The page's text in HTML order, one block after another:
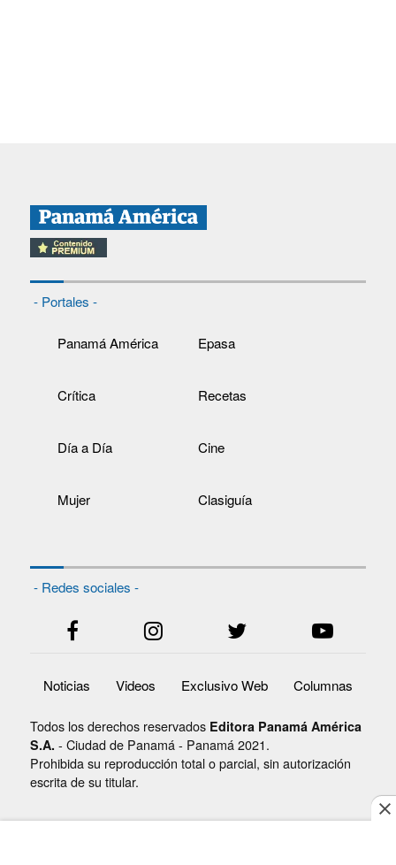
- Portales -
Panamá América Epasa
Crítica Recetas
Día a Día Cine
Mujer Clasiguía
- Redes sociales -
Noticias Videos Exclusivo Web Columnas
Todos los derechos reservados Editora Panamá América
S.A. - Ciudad de Panamá - Panamá 2021.
Prohibida su reproducción total o parcial, sin autorización
escrita de su titular.